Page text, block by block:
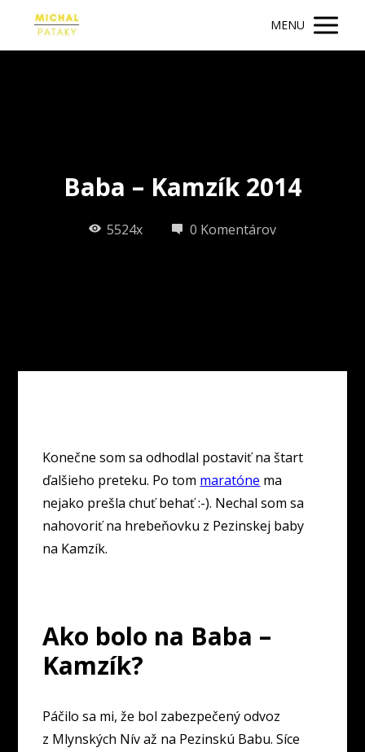
MENU
Baba – Kamzík 2014
5524x 0 Komentárov
Konečne som sa odhodlal postaviť na štart
ďalšieho preteku. Po tom maratóne ma
nejako prešla chuť behať :-). Nechal som sa
nahovoriť na hrebeňovku z Pezinskej baby
na Kamzík.
Ako bolo na Baba –
Kamzík?
Páčilo sa mi, že bol zabezpečený odvoz
z Mlynských Nív až na Pezinskú Babu. Síce